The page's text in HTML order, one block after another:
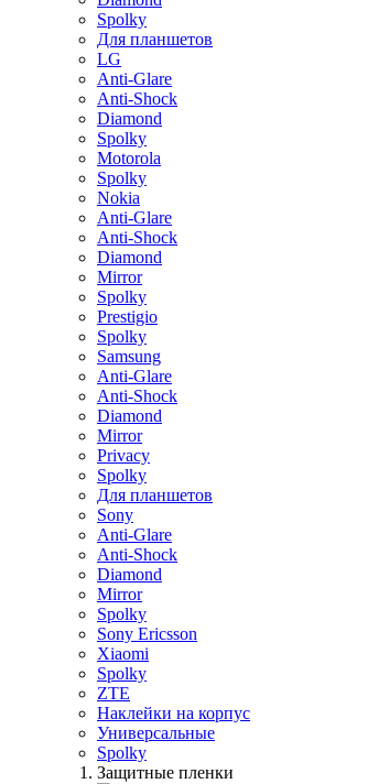
Spolky
Для планшетов
LG
Anti-Glare
Anti-Shock
Diamond
Spolky
Motorola
Spolky
Nokia
Anti-Glare
Anti-Shock
Diamond
Mirror
Spolky
Prestigio
Spolky
Samsung
Anti-Glare
Anti-Shock
Diamond
Mirror
Privacy
Spolky
Для планшетов
Sony
Anti-Glare
Anti-Shock
Diamond
Mirror
Spolky
Sony Ericsson
Xiaomi
Spolky
ZTE
Наклейки на корпус
Универсальные
Spolky
Защитные пленки